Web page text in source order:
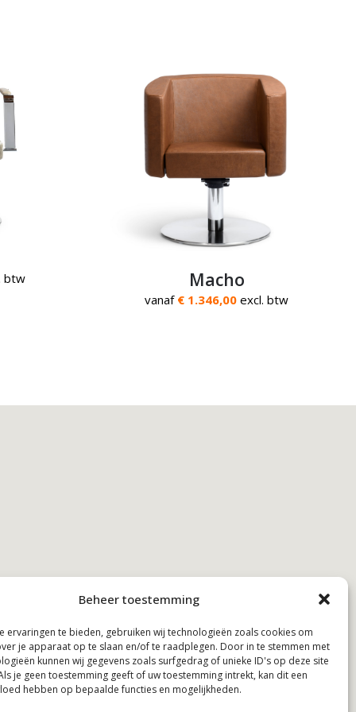
Beheer toestemming
ervaringen te bieden, gebruiken wij technologieën zoals cookies om
je apparaat op te slaan en/of te raadplegen. Door in te stemmen met
kunnen wij gegevens zoals surfgedrag of unieke ID's op deze site
je geen toestemming geeft of uw toestemming intrekt, kan dit een
hebben op bepaalde functies en mogelijkheden.
btw Macho
vanaf € 1.346,00 excl. btw